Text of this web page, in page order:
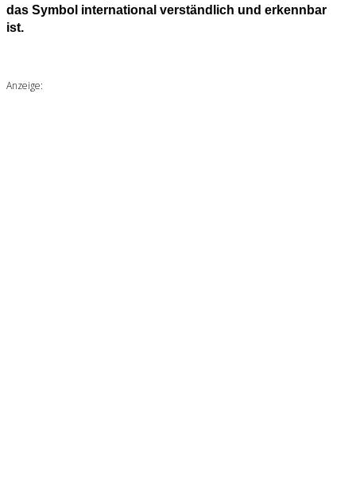
das Symbol international verständlich und erkennbar
ist.
Anzeige: